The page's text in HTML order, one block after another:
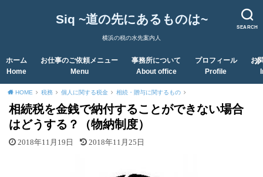
SEARCH
Siq ~道の先にあるものは~
横浜の税の水先案内人
ホーム
Home
お仕事のご依頼メニュー
Menu
事務所について
About office
プロフィール
Profile
お
HOME 税務 個人に関する税金 相続・贈与に関するもの
相続税を金銭で納付することができない場合
はどうする？（物納制度）
2018年11月19日 2018年11月25日